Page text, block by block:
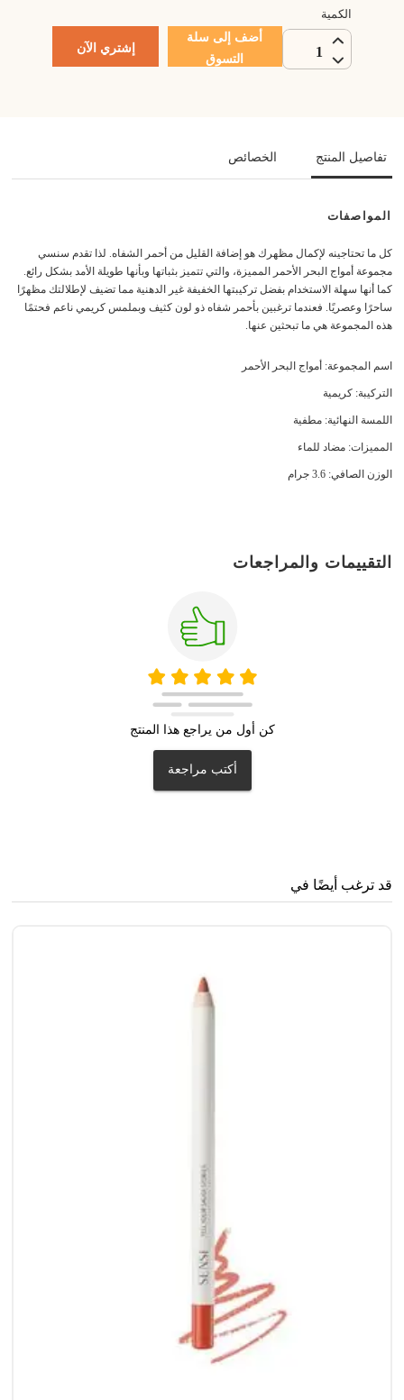
الكمية
1
أضف إلى سلة
التسوق
إشتري الآن
تفاصيل المنتج الخصائص
المواصفات
كل ما تحتاجينه لإكمال مظهرك هو إضافة القليل من أحمر الشفاه. لذا تقدم سنسي
مجموعة أمواج البحر الأحمر المميزة، والتي تتميز بثباتها وبأنها طويلة الأمد بشكل رائع.
كما أنها سهلة الاستخدام بفضل تركيبتها الخفيفة غير الدهنية مما تضيف لإطلالتك مظهرًا
ساحرًا وعصريًا. فعندما ترغبين بأحمر شفاه ذو لون كثيف وبملمس كريمي ناعم فحتمًا
هذه المجموعة هي ما تبحثين عنها.
اسم المجموعة: أمواج البحر الأحمر
التركيبة: كريمية
اللمسة النهائية: مطفية
المميزات: مضاد للماء
الوزن الصافي: 3.6 جرام
التقييمات والمراجعات
كن أول من يراجع هذا المنتج
أكتب مراجعة
قد ترغب أيضًا في